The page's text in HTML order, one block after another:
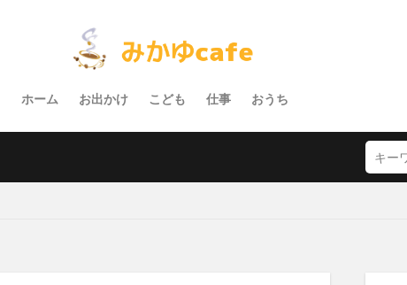
ホーム お出かけ こども 仕事 おうち